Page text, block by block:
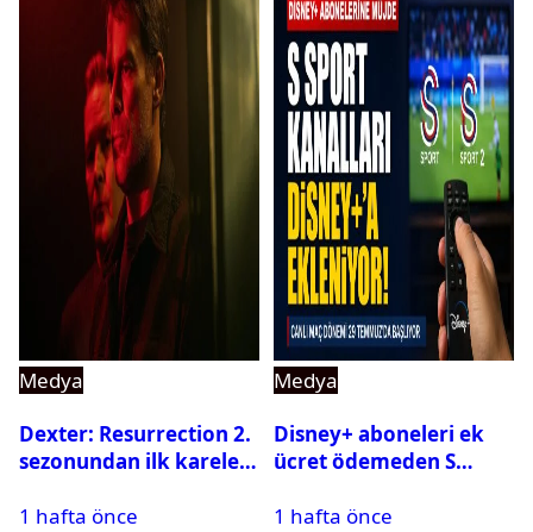
Medya
Dexter: Resurrection 2.
sezonundan ilk kareler
1 hafta önce
Medya
Disney+ aboneleri ek
ücret ödemeden S
izleyebilecek
1 hafta önce